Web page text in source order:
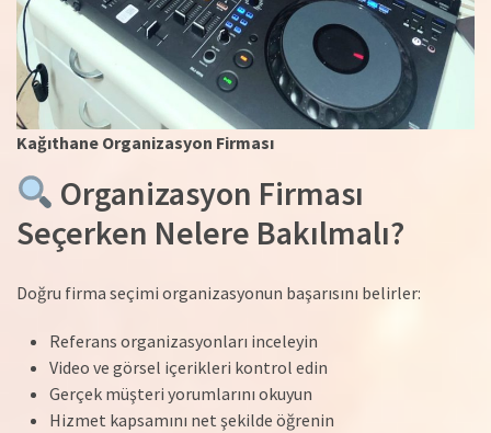
Kağıthane Organizasyon Firması
Organizasyon Firması
Seçerken Nelere Bakılmalı?
Doğru firma seçimi organizasyonun başarısını belirler:
Referans organizasyonları inceleyin
Video ve görsel içerikleri kontrol edin
Gerçek müşteri yorumlarını okuyun
Hizmet kapsamını net şekilde öğrenin